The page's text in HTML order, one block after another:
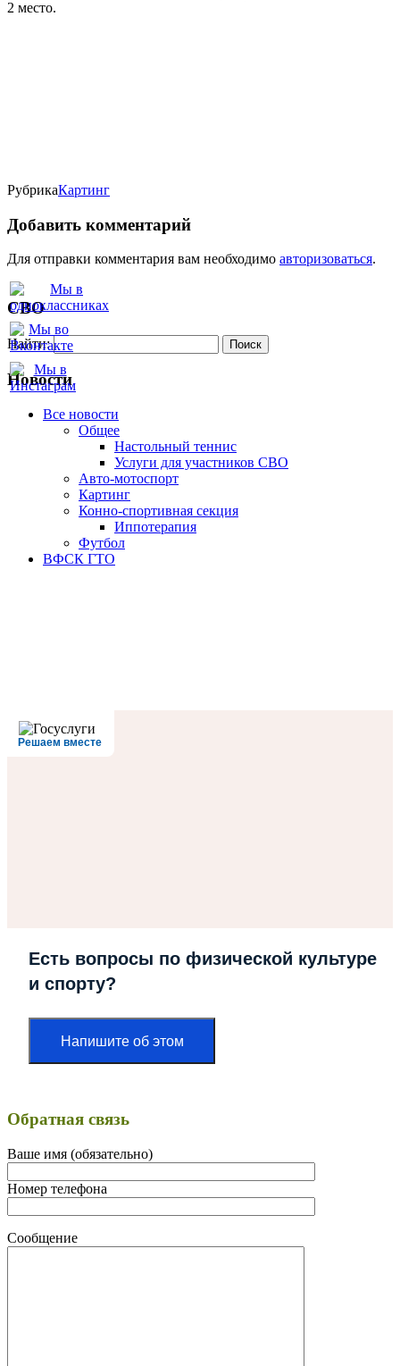
2 место.
РубрикаКартинг
Добавить комментарий
Для отправки комментария вам необходимо авторизоваться.
СВО
Найти:
Новости
Все новости
Oбщее
Настольный теннис
Услуги для участников СВО
Авто-мотоспорт
Картинг
Конно-спортивная секция
Иппотерапия
Футбол
ВФСК ГТО
Решаем вместе
Есть вопросы по физической культуре
и спорту?
Напишите об этом
Обратная связь
Ваше имя (обязательно)
Номер телефона
Сообщение